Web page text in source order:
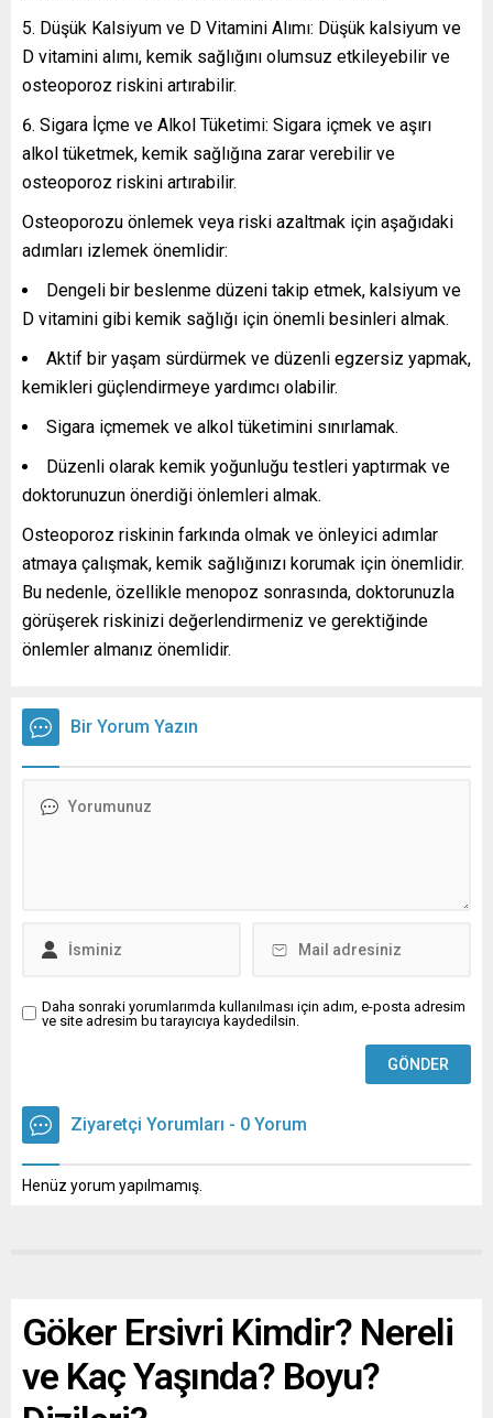
Düşük Kalsiyum ve D Vitamini Alımı: Düşük kalsiyum ve
D vitamini alımı, kemik sağlığını olumsuz etkileyebilir ve
osteoporoz riskini artırabilir.
Sigara İçme ve Alkol Tüketimi: Sigara içmek ve aşırı
alkol tüketmek, kemik sağlığına zarar verebilir ve
osteoporoz riskini artırabilir.
Osteoporozu önlemek veya riski azaltmak için aşağıdaki
adımları izlemek önemlidir:
Dengeli bir beslenme düzeni takip etmek, kalsiyum ve
D vitamini gibi kemik sağlığı için önemli besinleri almak.
Aktif bir yaşam sürdürmek ve düzenli egzersiz yapmak,
kemikleri güçlendirmeye yardımcı olabilir.
Sigara içmemek ve alkol tüketimini sınırlamak.
Düzenli olarak kemik yoğunluğu testleri yaptırmak ve
doktorunuzun önerdiği önlemleri almak.
Osteoporoz riskinin farkında olmak ve önleyici adımlar
atmaya çalışmak, kemik sağlığınızı korumak için önemlidir.
Bu nedenle, özellikle menopoz sonrasında, doktorunuzla
görüşerek riskinizi değerlendirmeniz ve gerektiğinde
önlemler almanız önemlidir.
Bir Yorum Yazın
Daha sonraki yorumlarımda kullanılması için adım, e-posta adresim
ve site adresim bu tarayıcıya kaydedilsin.
Ziyaretçi Yorumları - 0 Yorum
Henüz yorum yapılmamış.
Göker Ersivri Kimdir? Nereli
ve Kaç Yaşında? Boyu?